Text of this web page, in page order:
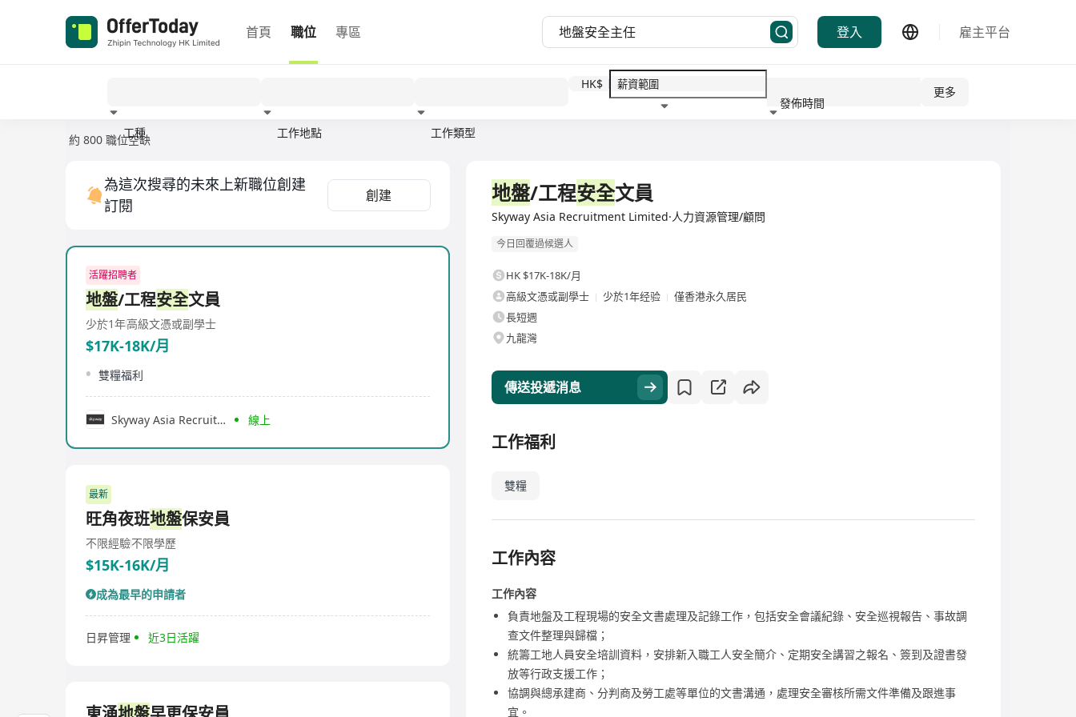
首頁 職位 專區 登入 雇主平台
工種 工作地點 工作類型
HK$
發佈時間
更多
約 800 職位空缺
為這次搜尋的未來上新職位創建
訂閱
創建
活躍招聘者
地盤/工程安全文員
少於1年高級文憑或副學士
$17K-18K/月
雙糧福利
Skyway Asia Recruitment Limited 線上
最新
旺角夜班地盤保安員
不限經驗不限學歷
$15K-16K/月
成為最早的申請者
日昇管理 近3日活躍
地盤/工程安全文員
Skyway Asia Recruitment Limited·人力資源管理/顧問
今日回覆過候選人
HK $17K-18K/月
高級文憑或副學士
少於1年经验
僅香港永久居民
長短週
九龍灣
傳送投遞消息
工作福利
雙糧
工作內容
工作內容
負責地盤及工程現場的安全文書處理及記錄工作，包括安全會議紀錄、安全巡視報告、事故調
查文件整理與歸檔；
統籌工地人員安全培訓資料，安排新入職工人安全簡介、定期安全講習之報名、簽到及證書發
放等行政支援工作；
協調與總承建商、分判商及勞工處等單位的文書溝通，處理安全審核所需文件準備及跟進事
宜。